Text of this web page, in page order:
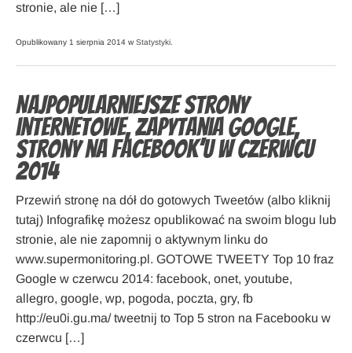
stronie, ale nie […]
Opublikowany 1 sierpnia 2014 w Statystyki
Najpopularniejsze strony
internetowe, zapytania Google,
strony na Facebook’u w czerwcu
2014
Przewiń stronę na dół do gotowych Tweetów (albo kliknij
tutaj) Infografikę możesz opublikować na swoim blogu lub
stronie, ale nie zapomnij o aktywnym linku do
www.supermonitoring.pl. GOTOWE TWEETY Top 10 fraz
Google w czerwcu 2014: facebook, onet, youtube,
allegro, google, wp, pogoda, poczta, gry, fb
http://eu0i.gu.ma/ tweetnij to Top 5 stron na Facebooku w
czerwcu […]